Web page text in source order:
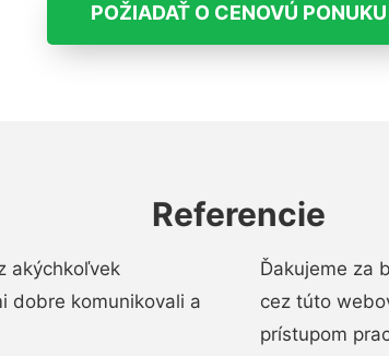
POŽIADAŤ O CENOVÚ PONUKU
Referencie
akýchkoľvek
dobre komunikovali a
Ďakujeme za
cez túto
prístupom